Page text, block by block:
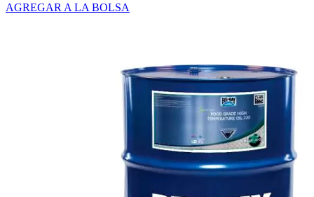
AGREGAR A LA BOLSA